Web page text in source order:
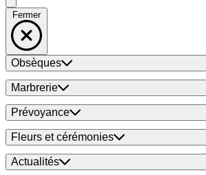
Fermer
Obsèques
Marbrerie
Prévoyance
Fleurs et cérémonies
Actualités